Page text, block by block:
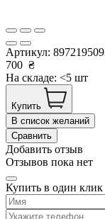
Артикул:
700 ₴
На складе: <5 шт
Купить
В список желаний
Сравнить
Добавить отзыв
Отзывов пока нет
Купить в один клик